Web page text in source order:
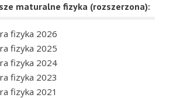
maturalne fizyka (rozszerzona):
fizyka 2026
fizyka 2025
fizyka 2024
fizyka 2023
fizyka 2021